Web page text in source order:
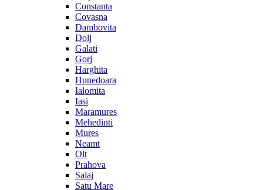
Constanta
Covasna
Dambovita
Dolj
Galati
Gorj
Harghita
Hunedoara
Ialomita
Iasi
Maramures
Mehedinti
Mures
Neamt
Olt
Prahova
Salaj
Satu Mare